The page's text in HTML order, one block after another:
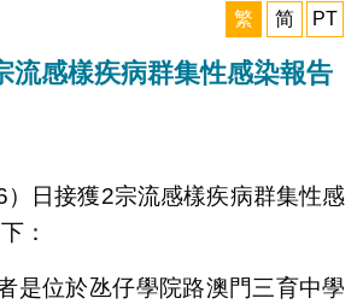
繁
简 PT
流感樣疾病群集性感染報告
）日接獲2宗流感樣疾病群集性感
：
是位於氹仔學院路澳門三育中學